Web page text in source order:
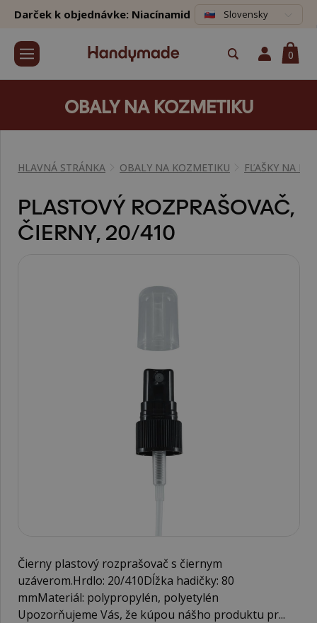
Darček k objednávke: Niacínamid Slovensky
0
OBALY NA KOZMETIKU
HLAVNÁ STRÁNKA OBALY NA KOZMETIKU FĽAŠKY NA
PLASTOVÝ ROZPRAŠOVAČ,
ČIERNY, 20/410
Čierny plastový rozprašovač s čiernym
uzáverom.Hrdlo: 20/410Dĺžka hadičky: 80
mmMateriál: polypropylén, polyetylén
Upozorňujeme Vás, že kúpou nášho produktu pr...